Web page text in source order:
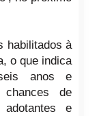
habilitados à
o que indica
anos e
de
e